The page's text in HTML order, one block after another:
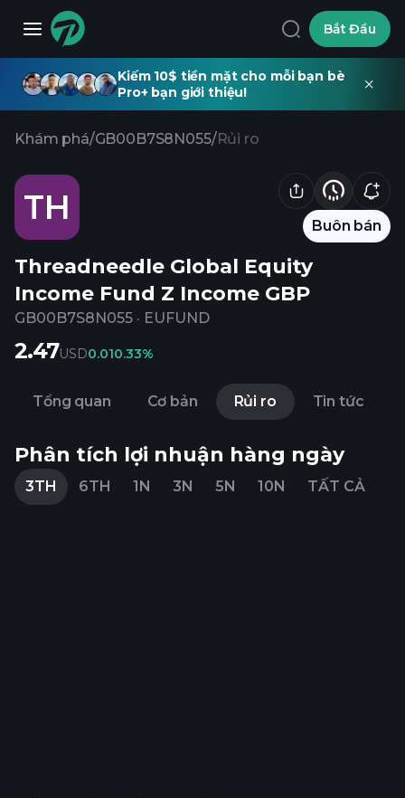
Bắt Đầu
Kiếm 10$ tiền mặt cho mỗi bạn bè
Pro+ bạn giới thiệu!
Khám phá/GB00B7S8N055/Rủi ro
TH Buôn bán
Threadneedle Global Equity
Income Fund Z Income GBP
GB00B7S8N055 · EUFUND
2.47USD0.010.33%
Tổng quan Cơ bản Rủi ro Tin tức
Phân tích lợi nhuận hàng ngày
3TH 6TH 1N 3N 5N 10N TẤT CẢ